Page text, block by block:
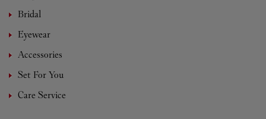
Bridal
Eyewear
Accessories
Set For You
Care Service